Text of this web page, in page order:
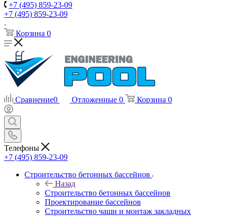
+7 (495) 859-23-09
+7 (495) 859-23-09
Корзина 0
Сравнение0 Отложенные 0 Корзина 0
Телефоны
+7 (495) 859-23-09
Строительство бетонных бассейнов
Назад
Строительство бетонных бассейнов
Проектирование бассейнов
Строительство чаши и монтаж закладных